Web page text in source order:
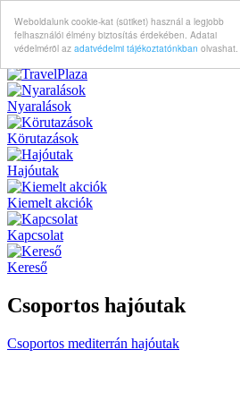
Weboldalunk cookie-kat (sütiket) használ a legjobb
felhasználói élmény biztosítás érdekében. Adatai
védelméröl az adatvédelmi tájékoztatónkban olvashat.
Nyaralások
Körutazások
Hajóutak
Kiemelt akciók
Kapcsolat
Kereső
Csoportos hajóutak
Csoportos mediterrán hajóutak